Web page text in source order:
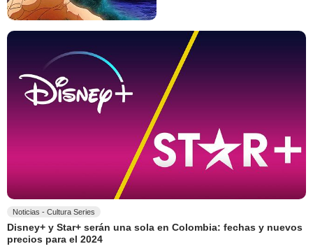
Noticias - Cultura Series
Disney+ y Star+ serán una sola en Colombia: fechas y nuevos
precios para el 2024